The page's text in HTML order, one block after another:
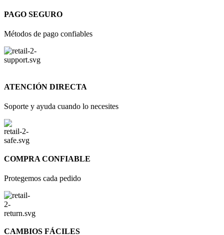
PAGO SEGURO
Métodos de pago confiables
ATENCIÓN DIRECTA
Soporte y ayuda cuando lo necesites
COMPRA CONFIABLE
Protegemos cada pedido
CAMBIOS FÁCILES